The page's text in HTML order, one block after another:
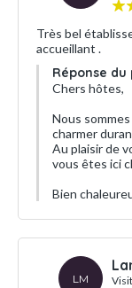
Très bel
accueillant .
Réponse
Chers hôtes,
Nous
charmer
Au plaisir de
vous êtes ici
Bien
LM